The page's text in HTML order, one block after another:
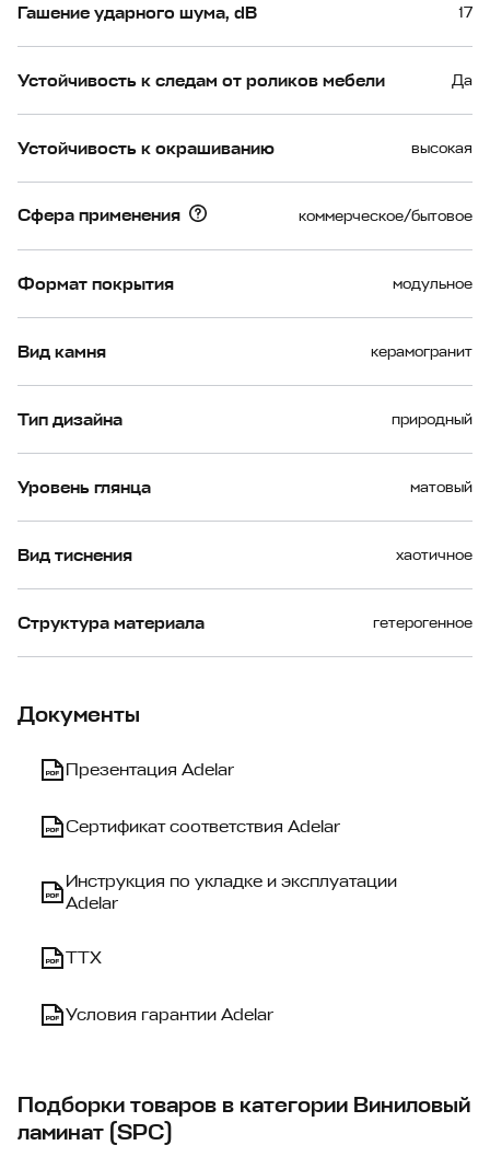
Гашение ударного шума, dB 17
Устойчивость к следам от роликов мебели Да
Устойчивость к окрашиванию высокая
Сфера применения коммерческое/бытовое
Формат покрытия модульное
Вид камня керамогранит
Тип дизайна природный
Уровень глянца матовый
Вид тиснения хаотичное
Структура материала гетерогенное
Документы
Презентация Adelar
Сертификат соответствия Adelar
Инструкция по укладке и эксплуатации
Adelar
ТТХ
Условия гарантии Adelar
Подборки товаров в категории Виниловый
ламинат (SPC)